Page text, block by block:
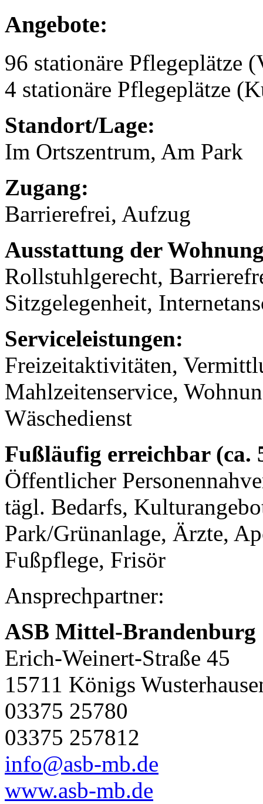
Angebote:
96 stationäre Pflegeplätze
4 stationäre Pflegeplätze
Standort/Lage:
Im Ortszentrum, Am Park
Zugang:
Barrierefrei, Aufzug
Ausstattung der
Rollstuhlgerecht,
Sitzgelegenheit,
Serviceleistungen:
Freizeitaktivitäten,
Mahlzeitenservice,
Wäschedienst
Fußläufig erreichbar (ca.
Öffentlicher
tägl. Bedarfs,
Park/Grünanlage, Ärzte,
Fußpflege, Frisör
Ansprechpartner:
ASB Mittel-Brandenburg
Erich-Weinert-Straße 45
15711 Königs
03375 25780
03375 257812
info@asb-mb.de
www.asb-mb.de